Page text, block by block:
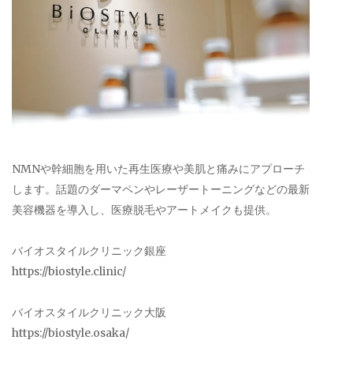
NMNや幹細胞を用いた再生医療や美肌と痛みにアプローチ
します。話題のダーマペンやレーザートーニングなどの最新
美容機器を導入し、医療脱毛やアートメイクも提供。
バイオスタイルクリニック銀座
https://biostyle.clinic/
バイオスタイルクリニック大阪
https://biostyle.osaka/